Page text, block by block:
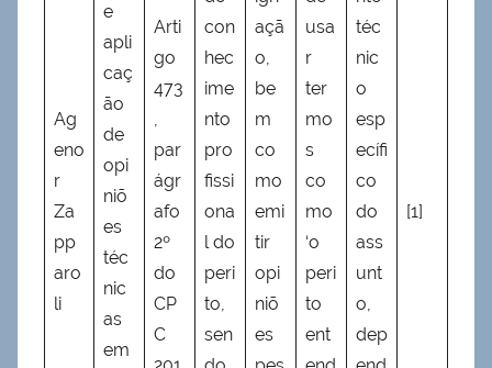
Ag
eno
r
Za
pp
aro
li
e
apli
caç
ão
de
opi
niõ
es
téc
nic
as
em
Arti
go
473
,
par
ágr
afo
2º
do
CP
C
con
hec
ime
nto
pro
fissi
ona
l do
peri
to,
sen
açã
o,
be
m
co
mo
emi
tir
opi
niõ
es
usa
r
ter
mo
s
co
mo
‘o
peri
to
ent
téc
nic
o
esp
ecífi
co
do
ass
unt
o,
dep
[1]